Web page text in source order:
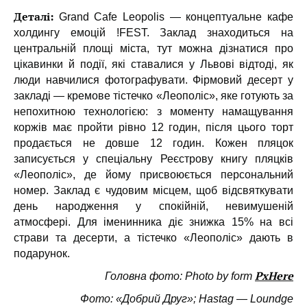
Деталі: Grand Cafe Leopolis — концептуальне кафе
холдингу емоцій !FEST. Заклад знаходиться на
центральній площі міста, тут можна дізнатися про
цікавинки й події, які ставалися у Львові відтоді, як
люди навчилися фотографувати. Фірмовий десерт у
закладі — кремове тістечко «Леополіс», яке готують за
непохитною технологією: з моменту намащування
коржів має пройти рівно 12 годин, після цього торт
продається не довше 12 годин. Кожен пляцок
записується у спеціальну Реєстрову книгу пляцків
«Леополіс», де йому присвоюється персональний
номер.Заклад є чудовим місцем, щоб відсвяткувати
день народження у спокійній, невимушеній
атмосфері. Для іменинника діє знижка 15% на всі
страви та десерти, а тістечко «Леополіс» дають в
подарунок.
Головна фото: Photo by form PxHere
Фото: «Добрий Друг»; Hastag — Loundge